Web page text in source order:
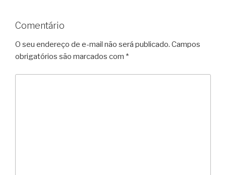
Comentário
O seu endereço de e-mail não será publicado. Campos
obrigatórios são marcados com *